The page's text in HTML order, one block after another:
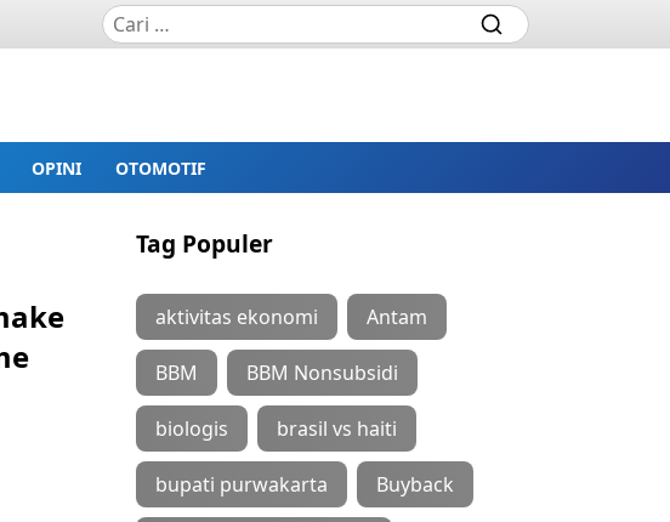
OPINI OTOMOTIF
Tag Populer
aktivitas ekonomi Antam
BBM BBM Nonsubsidi
biologis brasil vs haiti
bupati purwakarta Buyback